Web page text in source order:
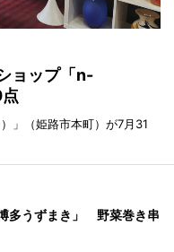
ョップ「n-
」（姫路市本町）が7月31
多うずまき」 野菜巻き串